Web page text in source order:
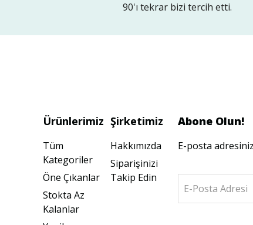
90'ı tekrar bizi tercih etti.
Ürünlerimiz
Tüm
Kategoriler
Öne Çıkanlar
Stokta Az
Kalanlar
Şirketimiz
Hakkımızda
Siparişinizi
Takip Edin
Abone Olun!
E-posta
E-Posta Adresi